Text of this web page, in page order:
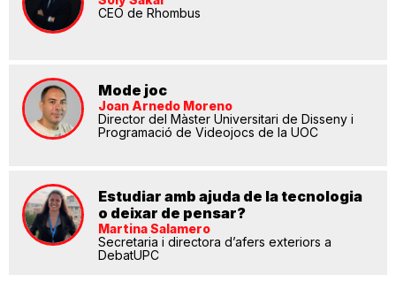
CEO de Rhombus
Mode joc
Joan Arnedo Moreno
Director del Màster Universitari de Disseny i
Programació de Videojocs de la UOC
Estudiar amb ajuda de la tecnologia
o deixar de pensar?
Martina Salamero
Secretaria i directora d’afers exteriors a
DebatUPC